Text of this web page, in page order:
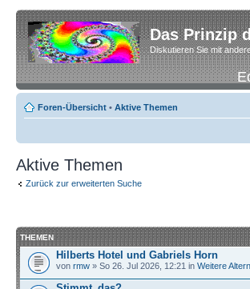
Das Prinzip
Diskutieren Sie mit
Foren-Übersicht • Aktive Themen
Aktive Themen
Zurück zur erweiterten Suche
THEMEN
Hilberts Hotel und Gabriels Horn
von rmw » So 26. Jul 2026, 12:21 in Weitere